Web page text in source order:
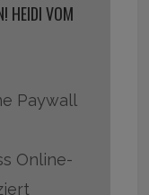
HEIDI VOM
Paywall
Online-